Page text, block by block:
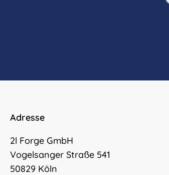
Adresse
2l Forge GmbH
Vogelsanger Straße 541
50829 Köln